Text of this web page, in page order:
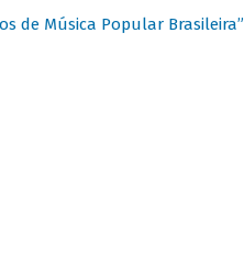
de Música Popular Brasileira”